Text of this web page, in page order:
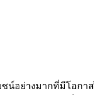
อย่างมากที่มีโอกา